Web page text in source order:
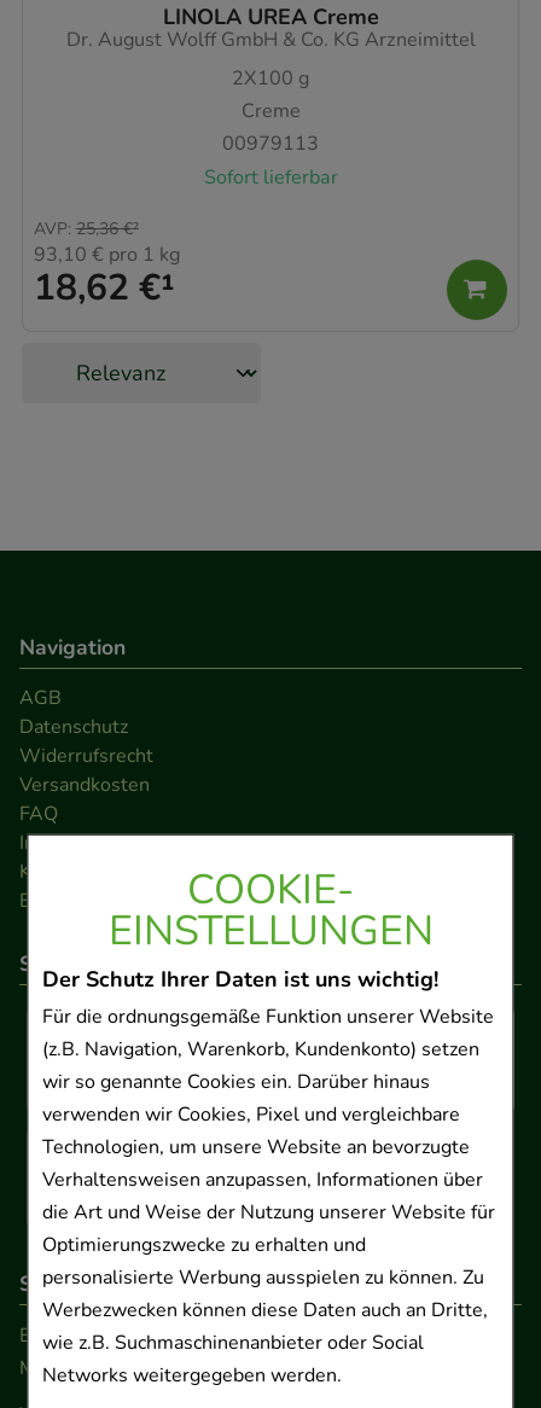
COOKIE-
EINSTELLUNGEN
Der Schutz Ihrer Daten ist uns wichtig!
Für die ordnungsgemäße Funktion unserer Website
(z.B. Navigation, Warenkorb, Kundenkonto) setzen
wir so genannte Cookies ein. Darüber hinaus
verwenden wir Cookies, Pixel und vergleichbare
Technologien, um unsere Website an bevorzugte
Verhaltensweisen anzupassen, Informationen über
die Art und Weise der Nutzung unserer Website für
Optimierungszwecke zu erhalten und
personalisierte Werbung ausspielen zu können. Zu
Werbezwecken können diese Daten auch an Dritte,
wie z.B. Suchmaschinenanbieter oder Social
Networks weitergegeben werden.
LINOLA UREA Creme
Dr. August Wolff GmbH & Co. KG Arzneimittel
2X100 g
Creme
00979113
Sofort lieferbar
18,62 €¹
AVP: 25,36 €²
93,10 € pro 1 kg
Navigation
AGB
Datenschutz
Widerrufsrecht
Versandkosten
FAQ
Impressum
Kontakt
Barrierefreiheitserklärung
So können Sie bezahlen
So erreichen Sie uns
Beratung und Kundenservice:
Montag - Freitag von 9.00 bis 17.00 Uhr